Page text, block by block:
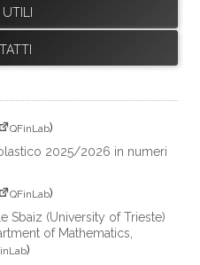
QFinLab)
2025/2026 in numeri
QFinLab)
Sbaiz (University of Trieste)
of Mathematics,
)